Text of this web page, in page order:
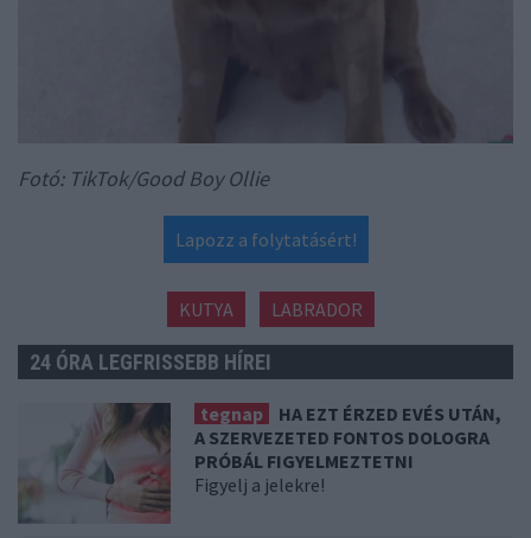
Fotó: TikTok/Good Boy Ollie
Lapozz a folytatásért!
KUTYA LABRADOR
24 ÓRA LEGFRISSEBB HÍREI
tegnap
HA EZT ÉRZED EVÉS UTÁN,
A SZERVEZETED FONTOS DOLOGRA
PRÓBÁL FIGYELMEZTETNI
Figyelj a jelekre!